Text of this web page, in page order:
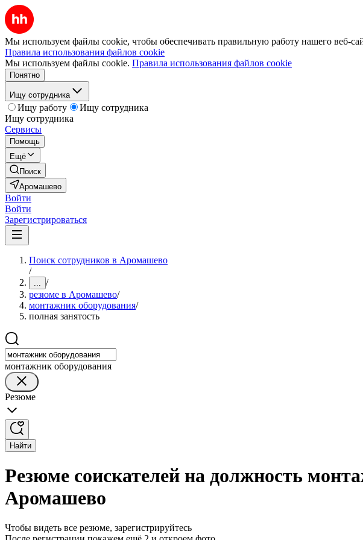
Мы используем файлы cookie, чтобы обеспечивать правильную работу нашего веб-
Правила использования файлов cookie
Мы используем файлы cookie. Правила использования файлов cookie
Понятно
Ищу сотрудника
Ищу работу
Ищу сотрудника
Ищу сотрудника
Сервисы
Помощь
Ещё
Поиск
Аромашево
Войти
Войти
Зарегистрироваться
Поиск сотрудников в Аромашево
/
... /
резюме в Аромашево/
монтажник оборудования/
полная занятость
монтажник оборудования
Резюме
Найти
Резюме соискателей на должность
Аромашево
Чтобы видеть все резюме, зарегистрируйтесь